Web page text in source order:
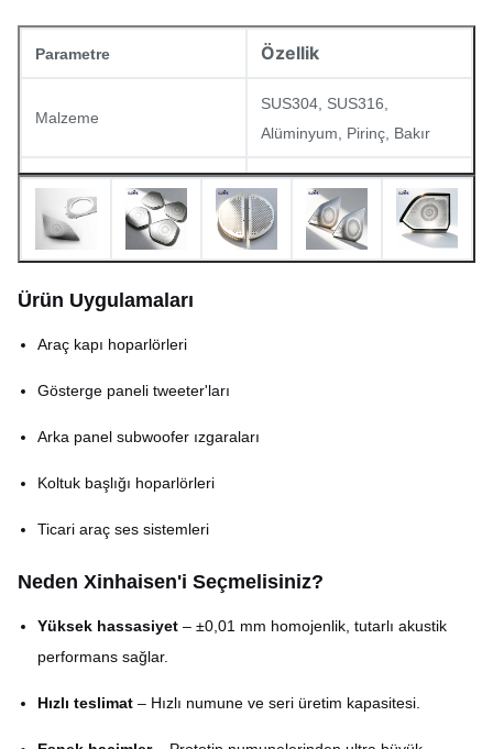
Parametre Özellik
Malzeme
SUS304, SUS316,
Alüminyum, Pirinç, Bakır
Kalınlık 0,02 mm – 1,5 mm
Minimum delik çapı 0,03 mm
Yüzey kaplaması
Ürün Uygulamaları
Araç kapı hoparlörleri
Gösterge paneli tweeter'ları
Arka panel subwoofer ızgaraları
Koltuk başlığı hoparlörleri
Ticari araç ses sistemleri
Neden Xinhaisen'i Seçmelisiniz?
Yüksek hassasiyet – ±0,01 mm homojenlik, tutarlı akustik
performans sağlar.
Hızlı teslimat – Hızlı numune ve seri üretim kapasitesi.